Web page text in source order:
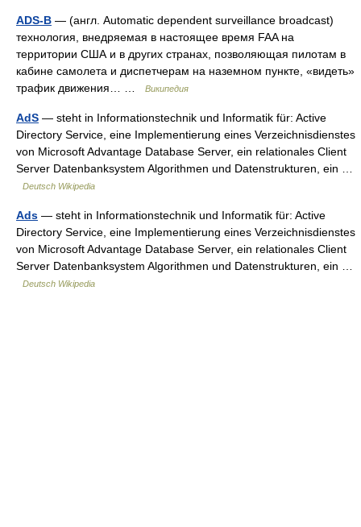
ADS-B — (англ. Automatic dependent surveillance broadcast)
технология, внедряемая в настоящее время FAA на
территории США и в других странах, позволяющая пилотам в
кабине самолета и диспетчерам на наземном пункте, «видеть»
трафик движения… …
Википедия
AdS — steht in Informationstechnik und Informatik für: Active
Directory Service, eine Implementierung eines Verzeichnisdienstes
von Microsoft Advantage Database Server, ein relationales Client
Server Datenbanksystem Algorithmen und Datenstrukturen, ein …
Deutsch Wikipedia
Ads — steht in Informationstechnik und Informatik für: Active
Directory Service, eine Implementierung eines Verzeichnisdienstes
von Microsoft Advantage Database Server, ein relationales Client
Server Datenbanksystem Algorithmen und Datenstrukturen, ein …
Deutsch Wikipedia